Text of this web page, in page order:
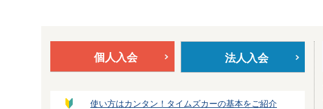
個人入会 法人入会
使い方はカンタン！タイムズカーの基本をご紹介